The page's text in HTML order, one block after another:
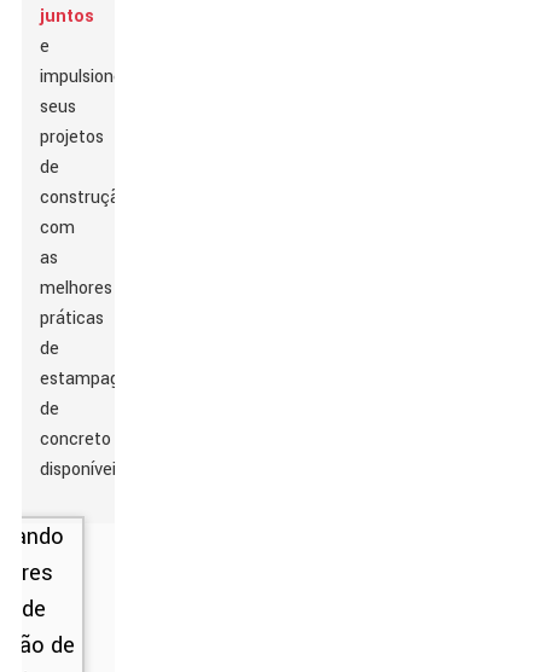
juntos
e
impulsione
seus
projetos
de
construção
com
as
melhores
práticas
de
estampagem
de
concreto
disponíveis!